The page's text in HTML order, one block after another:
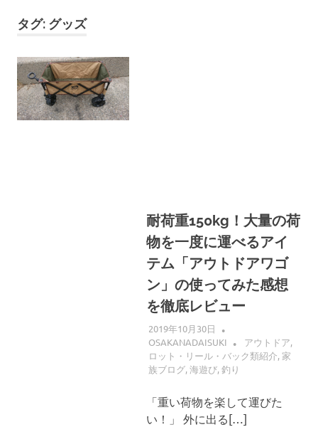
タグ: グッズ
耐荷重150kg！大量の荷
物を一度に運べるアイ
テム「アウトドアワゴ
ン」の使ってみた感想
を徹底レビュー
2019年10月30日
OSAKANADAISUKI
アウトドア,
ロット・リール・バック類紹介,家
族ブログ,海遊び,釣り
「重い荷物を楽して運びた
い！」 外に出る[…]